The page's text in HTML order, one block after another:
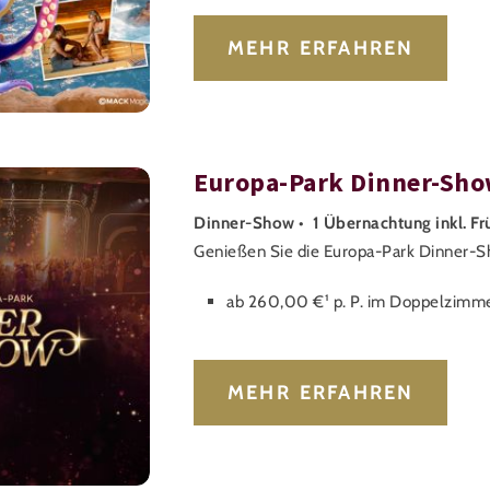
MEHR ERFAHREN
Europa-Park Dinner-
Dinner-Show • 1 Übernachtung inkl.
Genießen Sie die Europa-Park Dinner-
ab 260,00 €¹ p. P. im
MEHR ERFAHREN